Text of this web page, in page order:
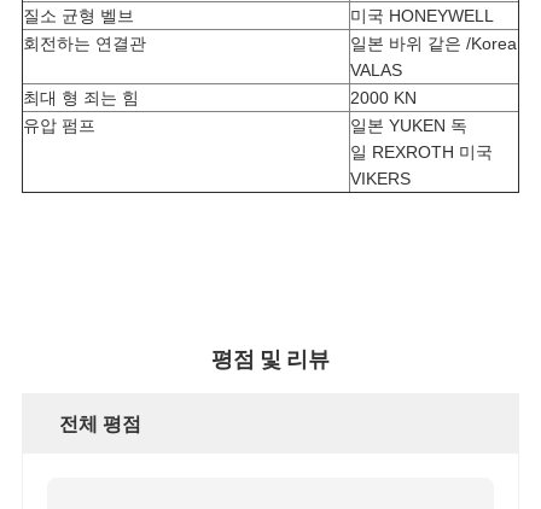
질소 균형 벨브
미국 HONEYWELL
회전하는 연결관
일본 바위 같은 /Korea
VALAS
최대 형 죄는 힘
2000 KN
유압 펌프
일본 YUKEN 독
일 REXROTH 미국
VIKERS
평점 및 리뷰
전체 평점